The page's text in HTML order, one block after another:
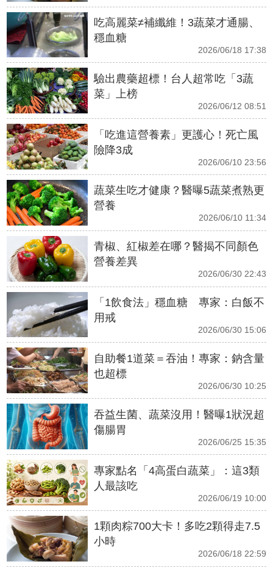
吃高麗菜≠補纖維！3蔬菜才通腸、
穩血糖
2026/06/18 17:38
驗出農藥超標！台人超常吃「3蔬
菜」上榜
2026/06/12 08:51
「吃進這營養素」更護心！死亡風
險降3成
2026/06/10 23:56
蔬菜生吃才健康？醫曝5蔬菜煮熟更
營養
2026/06/10 11:34
青椒、紅椒差在哪？醫揭不同顏色
營養差異
2026/06/30 22:43
「1飲食法」穩血糖 專家：白飯不
用戒
2026/06/30 15:06
自助餐1道菜＝吞油！專家：鈉含量
也超標
2026/06/30 10:25
吞益生菌、蔬菜沒用！醫曝1狀況超
傷腸胃
2026/06/25 15:35
專家點名「4高蛋白蔬菜」：這3類
人最該吃
2026/06/19 10:00
1顆肉粽700大卡！多吃2顆得走7.5
小時
2026/06/18 22:59